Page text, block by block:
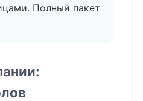
Полный пакет